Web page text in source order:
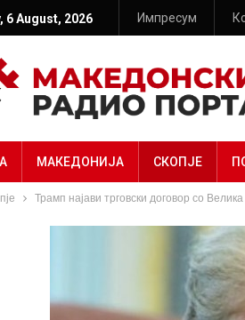
6 August, 2026 Импресум
МАКЕДОНИЈА СКОПЈЕ
Трамп најави трговски договор со